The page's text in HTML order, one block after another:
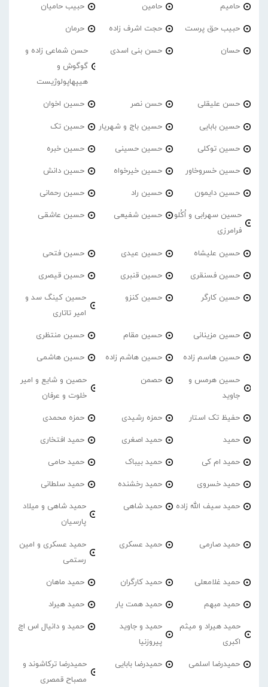
حامیم حامین حبیب حامیان
حبیب حق پرست حجت اشرف زاده حرمان
حسان حسن بنی اسدی
حسن شماعی زاده و
گوگوش و
هیپهاپولوژیست
حسن علیقلی حسن نصر حسین اخوان
حسین بابایی حسین باج و شهریار حسین تک
حسین توکلی حسین حسینی حسین خبره
حسین خسروخاور حسین خیرخواه حسین دانش
حسین دایمون حسین راد حسین رحمانی
حسین سهرابی و اُکُلو
فرامرزی
حسین شفیعی حسین عاشقی
حسین علیشاه حسین عیدی حسین فتحی
حسین فسنقری حسین قنبری حسین قیصری
حسین کارگر حسین کنزو
حسین کینگ سد و
امیر تاتاری
حسین مزینانی حسین مقام حسین منتظری
حسین هاسم زاده حسین هاشم زاده حسین هاشمی
حسین هرمس و
جاوید
حصمن
حصین و شایع و امیر
خلوت و عرفان
حفیظ تک استار حمزه رشیدی حمزه محمدی
حمید حمید اصغری حمید افتخاری
حمید ام کی حمید بیباک حمید حامی
حمید خسروی حمید رخشنده حمید سلطانی
حمید سیف الله زاده حمید شاهی
حمید شاهی و میلاد
پارسیان
حمید صارمی حمید عسکری
حمید عسکری و امین
رستمی
حمید غلامعلی حمید کارگران حمید ماهان
حمید مبهم حمید همت یار حمید هیراد
حمید هیراد و میثم
اکبری
حمید و جاوید
پیروزنیا
حمید و دانیال اس اچ
حمیدرضا اسلمی حمیدرضا بابایی
حمیدرضا ترکاشوند و
مصباح قمصری